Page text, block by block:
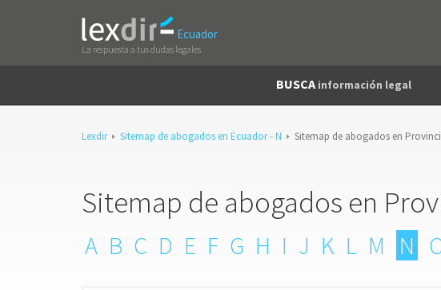
Ecuador
La respuesta a tus dudas legales
BUSCA información legal
Lexdir Sitemap de abogados en Ecuador - N Sitemap de abogados en
Sitemap de abogados en
A B C D E F G H I J K L M N